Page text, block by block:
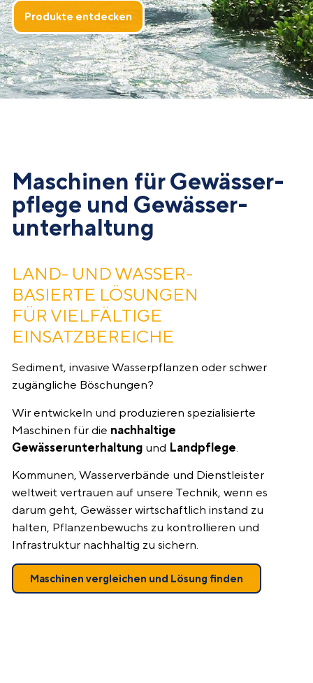
Produkte entdecken
Maschinen für Gewässer­
pflege und Gewässer­
unterhaltung
LAND- UND WASSER­
BASIERTE LÖSUNGEN
FÜR VIELFÄLTIGE
EINSATZBEREICHE
Sediment, invasive Wasserpflanzen oder schwer
zugängliche Böschungen?
Wir entwickeln und produzieren spezialisierte
Maschinen für die nachhaltige
Gewässerunterhaltung und Landpflege
Kommunen, Wasserverbände und Dienstleister
weltweit vertrauen auf unsere Technik, wenn es
darum geht, Gewässer wirtschaftlich instand zu
halten, Pflanzenbewuchs zu kontrollieren und
Infrastruktur nachhaltig zu sichern.
Maschinen vergleichen und Lösung finden